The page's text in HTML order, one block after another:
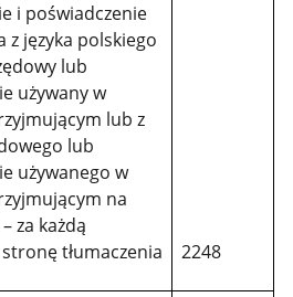
i poświadczenie
z języka polskiego
lub
używany w
lub z
lub
używanego w
na
za każdą
tłumaczenia
2248